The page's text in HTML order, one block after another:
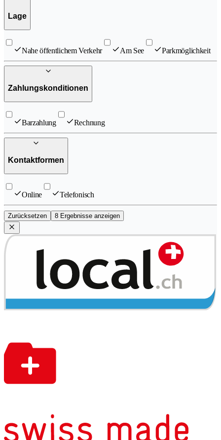
Lage
Nahe öffentlichem Verkehr Am See Parkmöglichkeit
Zahlungskonditionen
Barzahlung Rechnung
Kontaktformen
Online Telefonisch
Zurücksetzen 8 Ergebnisse anzeigen